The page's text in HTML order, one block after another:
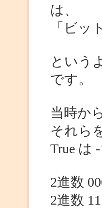
は、
「ビッ
という
です。
当時か
それら
True は
2進数
2進数